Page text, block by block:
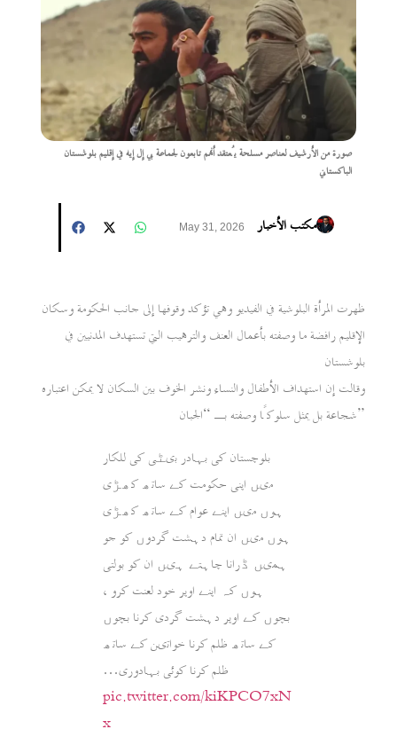
صورة من الأرشيف لعناصر مسلحة يُعتقد أنهم تابعون لجماعة بي إل إيه في إقليم بلوشستان
الباكستاني
مكتب الأخبار May 31, 2026
ظهرت المرأة البلوشية في الفيديو وهي تؤكد وقوفها إلى جانب الحكومة وسكان
الإقليم رافضة ما وصفته بأعمال العنف والترهيب التي تستهدف المدنيين في
بلوشستان
وقالت إن استهداف الأطفال والنساء ونشر الخوف بين السكان لا يمكن اعتباره
شجاعة بل يمثل سلوكًا وصفته بـ “الجبان”
بلوچستان کی بہادر بیٹی کی للکار
میں اپنی حکومت کے ساتھ کھڑی
ہوں میں اپنے عوام کے ساتھ کھڑی
ہوں میں ان تمام دہشت گردوں کو جو
ہمیں ڈرانا چاہتے ہیں ان کو بولتی
ہوں کہ اپنے اوپر خود لعنت کرو ،
بچوں کے اوپر دہشت گردی کرنا بچوں
کے ساتھ ظلم کرنا خواتین کے ساتھ
ظلم کرنا کوئی بہادوری…
pic.twitter.com/kiKPCO7xN
x